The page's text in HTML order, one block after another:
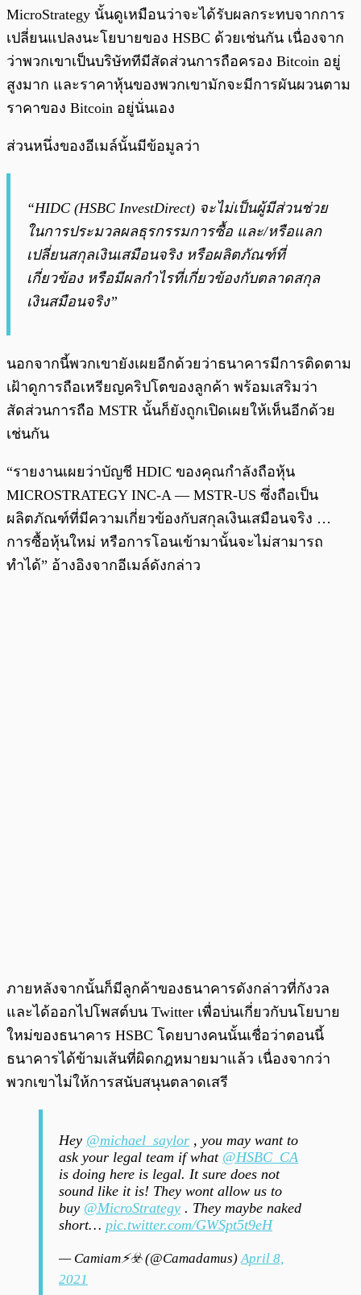
MicroStrategy นั้นดูเหมือนว่าจะได้รับผลกระทบจากการ
เปลี่ยนแปลงนะโยบายของ HSBC ด้วยเช่นกัน เนื่องจาก
ว่าพวกเขาเป็นบริษัททีมีสัดส่วนการถือครอง Bitcoin อยู่
สูงมาก และราคาหุ้นของพวกเขามักจะมีการผันผวนตาม
ราคาของ Bitcoin อยู่นั่นเอง
ส่วนหนึ่งของอีเมล์นั้นมีข้อมูลว่า
“HIDC (HSBC InvestDirect) จะไม่เป็นผู้มีส่วนช่วย
ในการประมวลผลธุรกรรมการซื้อ และ/หรือแลก
เปลี่ยนสกุลเงินเสมือนจริง หรือผลิตภัณฑ์ที่
เกี่ยวข้อง หรือมีผลกำไรที่เกี่ยวข้องกับตลาดสกุล
เงินสมือนจริง”
นอกจากนี้พวกเขายังเผยอีกด้วยว่าธนาคารมีการติดตาม
เฝ้าดูการถือเหรียญคริปโตของลูกค้า พร้อมเสริมว่า
สัดส่วนการถือ MSTR นั้นก็ยังถูกเปิดเผยให้เห็นอีกด้วย
เช่นกัน
“รายงานเผยว่าบัญชี HDIC ของคุณกำลังถือหุ้น
MICROSTRATEGY INC-A — MSTR-US ซึ่งถือเป็น
ผลิตภัณฑ์ที่มีความเกี่ยวข้องกับสกุลเงินเสมือนจริง …
การซื้อหุ้นใหม่ หรือการโอนเข้ามานั้นจะไม่สามารถ
ทำได้” อ้างอิงจากอีเมล์ดังกล่าว
ภายหลังจากนั้นก็มีลูกค้าของธนาคารดังกล่าวที่กังวล
และได้ออกไปโพสต์บน Twitter เพื่อบ่นเกี่ยวกับนโยบาย
ใหม่ของธนาคาร HSBC โดยบางคนนั้นเชื่อว่าตอนนี้
ธนาคารได้ข้ามเส้นที่ผิดกฎหมายมาแล้ว เนื่องจากว่า
พวกเขาไม่ให้การสนับสนุนตลาดเสรี
Hey @michael_saylor , you may want to
ask your legal team if what @HSBC_CA
is doing here is legal. It sure does not
sound like it is! They wont allow us to
buy @MicroStrategy . They maybe naked
short… pic.twitter.com/GWSpt5t9eH
— Camiam⚡️☣️ (@Camadamus)April 8,
2021